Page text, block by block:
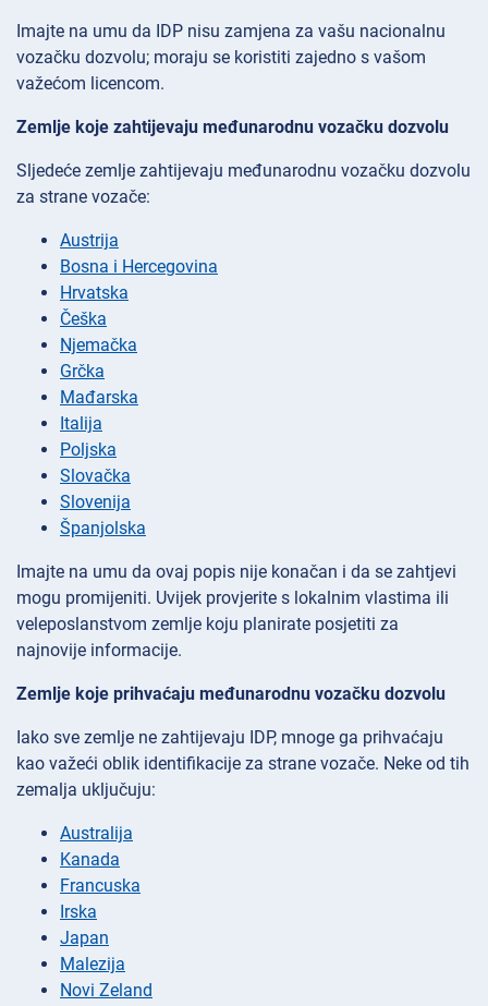
Imajte na umu da IDP nisu zamjena za vašu nacionalnu
vozačku dozvolu; moraju se koristiti zajedno s vašom
važećom licencom.
Zemlje koje zahtijevaju međunarodnu vozačku dozvolu
Sljedeće zemlje zahtijevaju međunarodnu vozačku dozvolu
za strane vozače:
Austrija
Bosna i Hercegovina
Hrvatska
Češka
Njemačka
Grčka
Mađarska
Italija
Poljska
Slovačka
Slovenija
Španjolska
Imajte na umu da ovaj popis nije konačan i da se zahtjevi
mogu promijeniti. Uvijek provjerite s lokalnim vlastima ili
veleposlanstvom zemlje koju planirate posjetiti za
najnovije informacije.
Zemlje koje prihvaćaju međunarodnu vozačku dozvolu
Iako sve zemlje ne zahtijevaju IDP, mnoge ga prihvaćaju
kao važeći oblik identifikacije za strane vozače. Neke od tih
zemalja uključuju:
Australija
Kanada
Francuska
Irska
Japan
Malezija
Novi Zeland